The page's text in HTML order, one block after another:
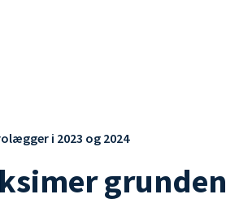
i 2023 og 2024
grunden